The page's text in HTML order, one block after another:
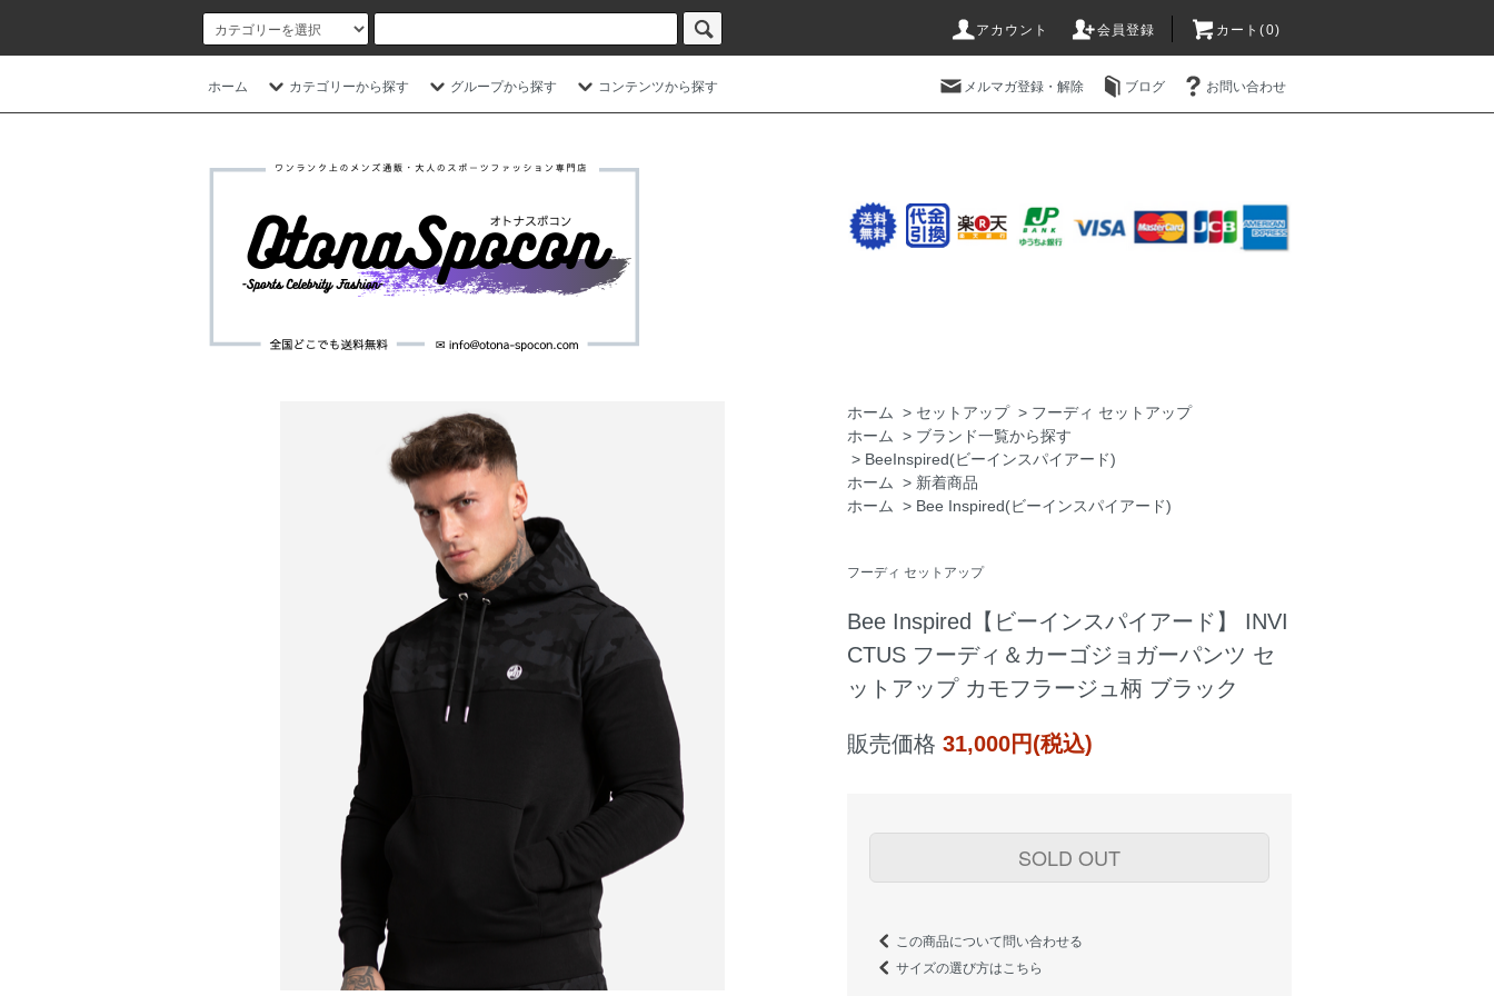
アカウント 会員登録 カート(0)
ホーム カテゴリーから探す グループから探す コンテンツから探す メルマガ登録・解除 ブログ お問い合わせ
ホーム > セットアップ > フーディ セットアップ
ホーム
> ブランド一覧から探す
> BeeInspired(ビーインスパイアード)
ホーム
> 新着商品
ホーム
> Bee Inspired(ビーインスパイアード)
フーディ セットアップ
Bee Inspired【ビーインスパイアード】 INVI
CTUS フーディ＆カーゴジョガーパンツ セ
ットアップ カモフラージュ柄 ブラック
販売価格 31,000円(税込)
SOLD OUT
この商品について問い合わせる
サイズの選び方はこちら